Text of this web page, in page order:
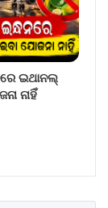
ଇଥାନଲ୍
ନାହିଁ